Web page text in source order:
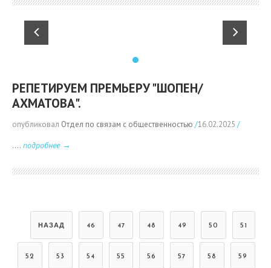
РЕПЕТИРУЕМ ПРЕМЬЕРУ "ШОПЕН/
АХМАТОВА".
опубликовал Отдел по связам с общественностью /16.02.2025 /
.... подробнее →
НАЗАД 46 47 48 49 50 51
52 53 54 55 56 57 58 59